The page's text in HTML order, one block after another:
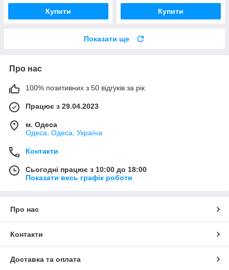
Купити Купити
Показати ще
Про нас
100% позитивних з 50 відгуків за рік
Працює з 29.04.2023
м. Одеса
Одеса, Одеса, Україна
Контакти
Сьогодні працює з 10:00 до 18:00
Показати весь графік роботи
Про нас
Контакти
Доставка та оплата